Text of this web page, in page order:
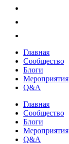
Главная
Сообщество
Блоги
Мероприятия
Q&A
Главная
Сообщество
Блоги
Мероприятия
Q&A